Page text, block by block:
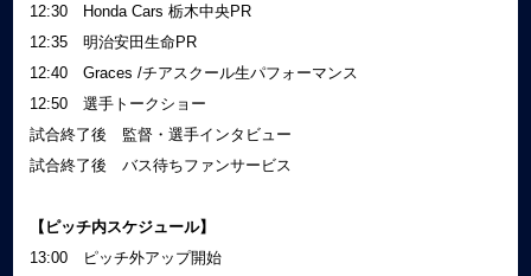
12:30 Honda Cars 栃木中央PR
12:35 明治安田生命PR
12:40 Graces /チアスクール生パフォーマンス
12:50 選手トークショー
試合終了後 監督・選手インタビュー
試合終了後 バス待ちファンサービス
【ピッチ内スケジュール】
13:00 ピッチ外アップ開始